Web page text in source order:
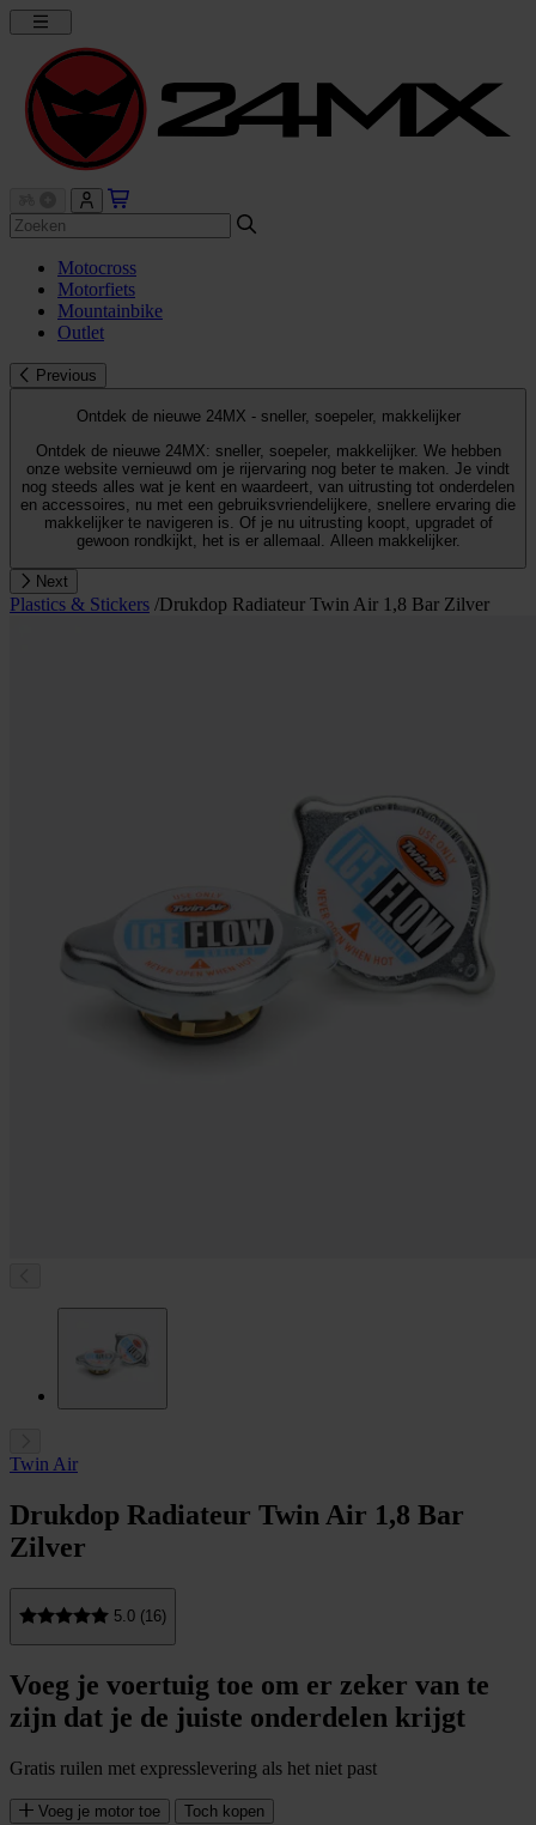
Motocross
Motorfiets
Mountainbike
Outlet
Previous
Ontdek de nieuwe 24MX - sneller, soepeler, makkelijker
Ontdek de nieuwe 24MX: sneller, soepeler, makkelijker. We hebben
onze website vernieuwd om je rijervaring nog beter te maken. Je vindt
nog steeds alles wat je kent en waardeert, van uitrusting tot onderdelen
en accessoires, nu met een gebruiksvriendelijkere, snellere ervaring die
makkelijker te navigeren is. Of je nu uitrusting koopt, upgradet of
gewoon rondkijkt, het is er allemaal. Alleen makkelijker.
Next
Plastics & Stickers /Drukdop Radiateur Twin Air 1,8 Bar Zilver
Twin Air
Drukdop Radiateur Twin Air 1,8 Bar
Zilver
5.0 (16)
Voeg je voertuig toe om er zeker van te
zijn dat je de juiste onderdelen krijgt
Gratis ruilen met expresslevering als het niet past
Voeg je motor toe Toch kopen